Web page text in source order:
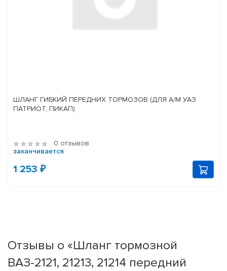
ШЛАНГ ГИБКИЙ ПЕРЕДНИХ ТОРМОЗОВ (ДЛЯ А/М УАЗ
ПАТРИОТ, ПИКАП)
0 отзывов
заканчивается
1 253 ₽
Отзывы о «Шланг тормозной
ВАЗ-2121, 21213, 21214 передний